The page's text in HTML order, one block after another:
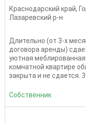
Краснодарский край,
Лазаревский р-н
Длительно (от 3-х
договора аренды)
уютная меблированная
комнатной квартире
закрыта и не сдается.
Собственник